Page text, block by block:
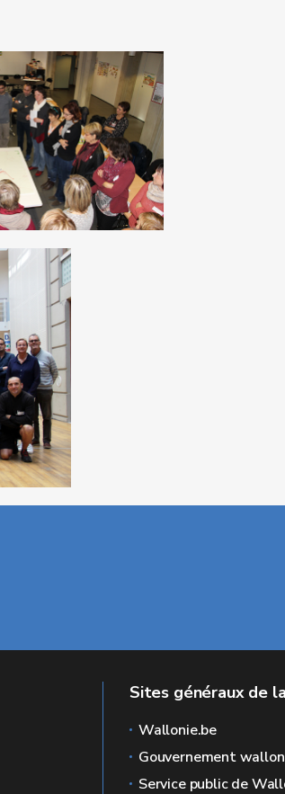
Sites généraux de
Wallonie.be
Gouvernement wallon
Service public de